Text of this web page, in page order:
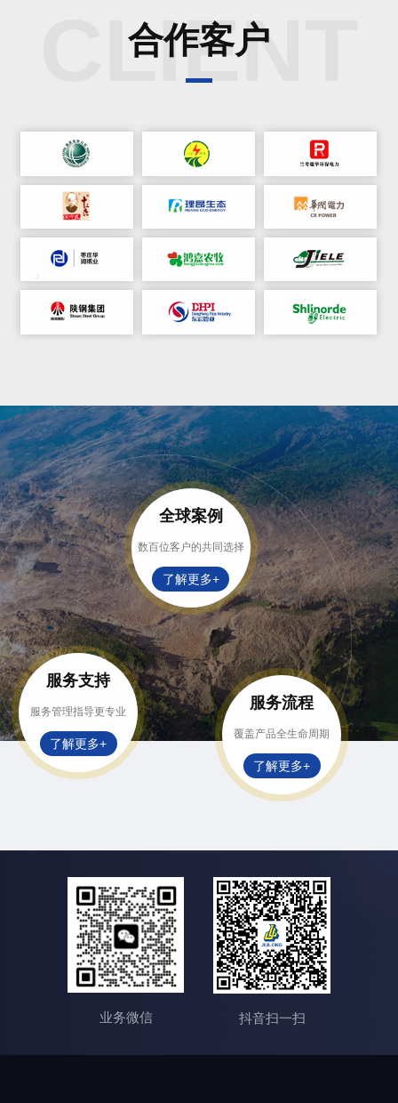
CLIENT
合作客户
服务支持
服务管理指导更专业
了解更多+
全球案例
数百位客户的共同选择
了解更多+
服务流程
覆盖产品全生命周期
了解更多+
业务微信 抖音扫一扫